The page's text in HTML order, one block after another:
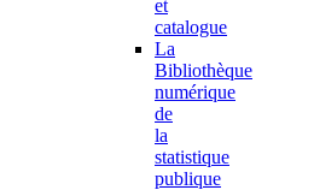
et
catalogue
La
Bibliothèque
numérique
de
la
statistique
publique